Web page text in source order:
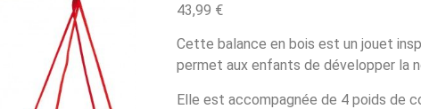
43,99 €
Cette balance en bois est un jouet
permet aux enfants de développer la
Elle est accompagnée de 4 poids de